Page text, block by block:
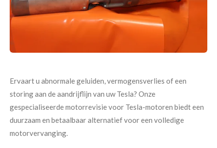
Ervaart u abnormale geluiden, vermogensverlies of een
storing aan de aandrijflijn van uw Tesla? Onze
gespecialiseerde motorrevisie voor Tesla-motoren biedt een
duurzaam en betaalbaar alternatief voor een volledige
motorvervanging.